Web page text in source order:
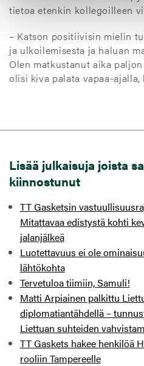
tietoa etenkin kollegoilleen
– Katson positiivisin mielin
ja ulkoilemisesta ja haluan
Olen matkustanut aika
olisi kiva palata vapaa-ajalla,
Lisää julkaisuja joista
kiinnostunut
TT Gasketsin
Mitattavaa edistystä kohti
jalanjälkeä
Luotettavuus ei ole
lähtökohta
Tervetuloa tiimiin, Samuli!
Matti Arpiainen palkittu
diplomatiantähdellä –
Liettuan suhteiden
TT Gaskets hakee henkilöä
rooliin Tampereelle